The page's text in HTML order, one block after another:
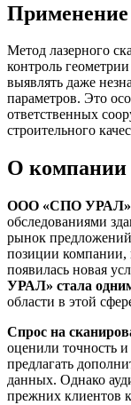
Применение
Метод лазерного
контроль
выявлять даже
параметров. Это
ответственных
строительного
О компании
ООО «СПО УРАЛ»
обследованиями
рынок предложений
позиции компании,
появилась новая
УРАЛ» стала
области в этой
Спрос на
оценили точность
предлагать
данных. Однако
прежних клиентов